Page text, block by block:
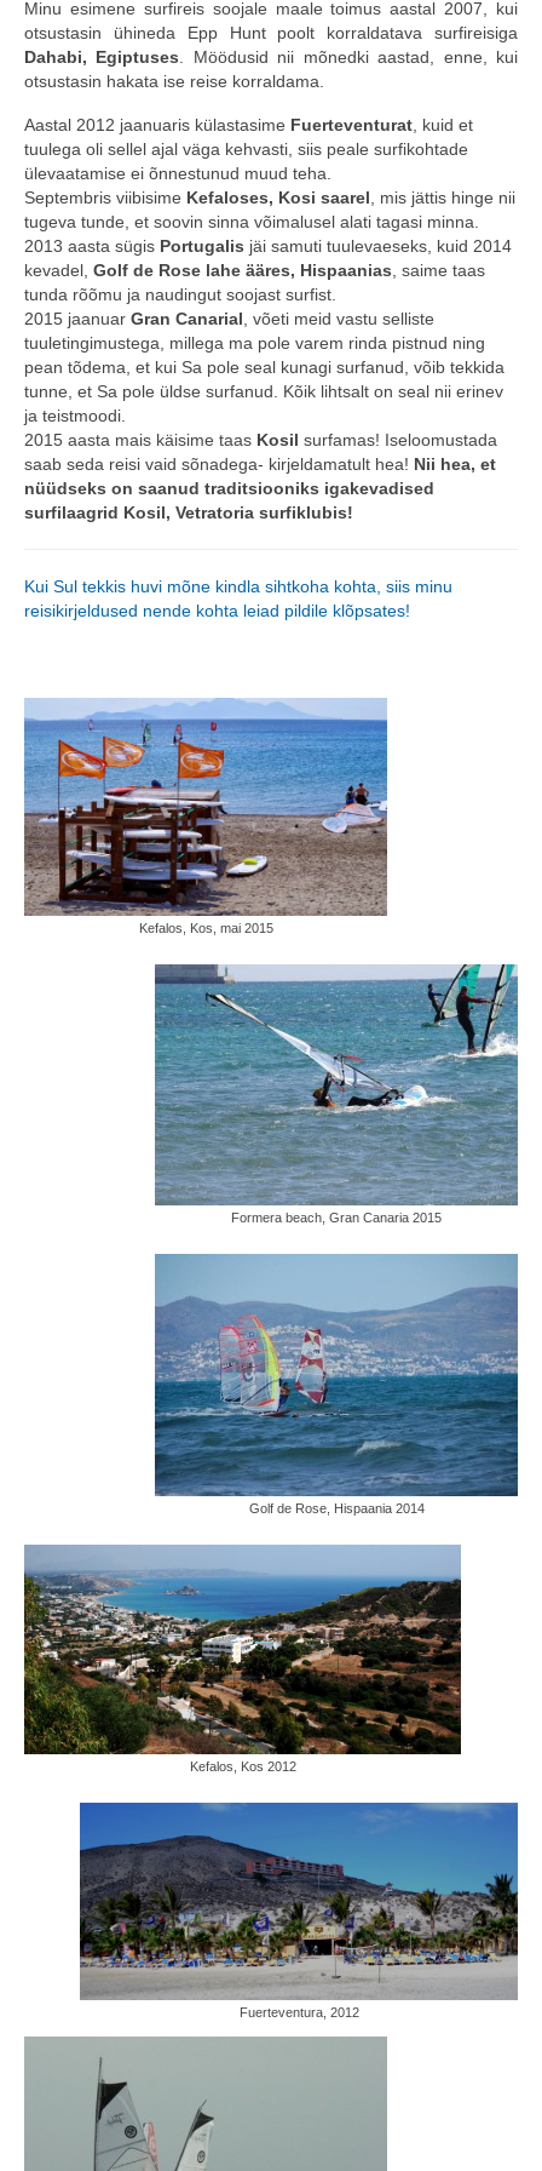
Minust
Koolitused
Algkoolitus
Tuleks veel
Sammud isikliku varustuseni (5x)
Personaalne koolitus
Koolitusüritused ettevõttele või seltskonnale
Reisid
Toimunud reisid
Kontakt
Minu esimene surfireis soojale maale toimus aastal 2007, kui
otsustasin ühineda Epp Hunt poolt korraldatava surfireisiga
Dahabi, Egiptuses . Möödusid nii mõnedki aastad, enne, kui
otsustasin hakata ise reise korraldama.
Aastal 2012 jaanuaris külastasime Fuerteventurat , kuid et
tuulega oli sellel ajal väga kehvasti, siis peale surfikohtade
ülevaatamise ei õnnestunud muud teha.
Septembris viibisime Kefaloses, Kosi saarel , mis jättis hinge nii
tugeva tunde, et soovin sinna võimalusel alati tagasi minna.
2013 aasta sügis Portugalis jäi samuti tuulevaeseks, kuid 2014
kevadel, Golf de Rose lahe ääres, Hispaanias , saime taas
tunda rõõmu ja naudingut soojast surfist.
2015 jaanuar Gran Canarial , võeti meid vastu selliste
tuuletingimustega, millega ma pole varem rinda pistnud ning
pean tõdema, et kui Sa pole seal kunagi surfanud, võib tekkida
tunne, et Sa pole üldse surfanud. Kõik lihtsalt on seal nii erinev
ja teistmoodi.
2015 aasta mais käisime taas Kosil surfamas! Iseloomustada
saab seda reisi vaid sõnadega- kirjeldamatult hea! Nii hea, et
nüüdseks on saanud traditsiooniks igakevadised
surfilaagrid Kosil, Vetratoria surfiklubis!
Kui Sul tekkis huvi mõne kindla sihtkoha kohta, siis minu
reisikirjeldused nende kohta leiad pildile klõpsates!
Kefalos, Kos, mai 2015
Formera beach, Gran Canaria 2015
Golf de Rose, Hispaania 2014
Kefalos, Kos 2012
Fuerteventura, 2012